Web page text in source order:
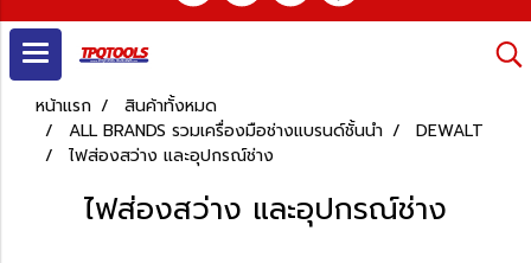
หน้าแรก
สินค้าทั้งหมด
ALL BRANDS รวมเครื่องมือช่างแบรนด์ชั้นนำ
DEWALT
ไฟส่องสว่าง และอุปกรณ์ช่าง
ไฟส่องสว่าง และอุปกรณ์ช่าง